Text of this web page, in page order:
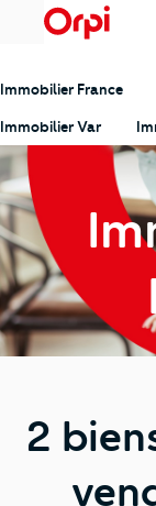
menu
Immobilier France
Immobilier Var
2